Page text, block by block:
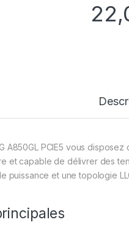
A850GL PCIE5 vous
et capable de délivrer des
puissance et une topologie